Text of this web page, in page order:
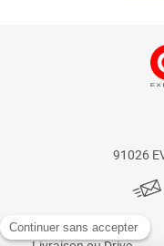
91026